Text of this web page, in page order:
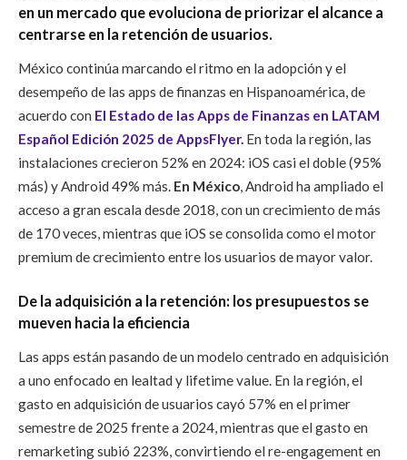
en un mercado que evoluciona de priorizar el alcance a
centrarse en la retención de usuarios.
México continúa marcando el ritmo en la adopción y el
desempeño de las apps de finanzas en Hispanoamérica, de
acuerdo con El Estado de las Apps de Finanzas en LATAM
Español Edición 2025 de AppsFlyer. En toda la región, las
instalaciones crecieron 52% en 2024: iOS casi el doble (95%
más) y Android 49% más. En México, Android ha ampliado el
acceso a gran escala desde 2018, con un crecimiento de más
de 170 veces, mientras que iOS se consolida como el motor
premium de crecimiento entre los usuarios de mayor valor.
De la adquisición a la retención: los presupuestos se
mueven hacia la eficiencia
Las apps están pasando de un modelo centrado en adquisición
a uno enfocado en lealtad y lifetime value. En la región, el
gasto en adquisición de usuarios cayó 57% en el primer
semestre de 2025 frente a 2024, mientras que el gasto en
remarketing subió 223%, convirtiendo el re-engagement en